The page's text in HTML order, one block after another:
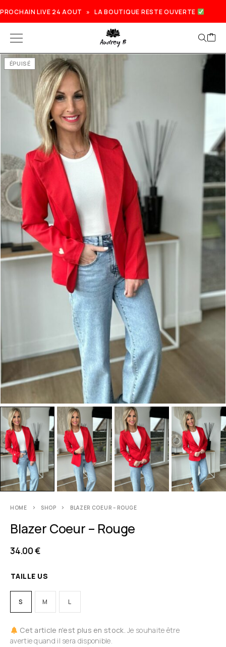
PROCHAIN LIVE 24 AOUT » LA BOUTIQUE RESTE OUVERTE
ÉPUISÉ
HOME SHOP BLAZER COEUR – ROUGE
Blazer Coeur – Rouge
34.00€
TAILLE US
S M L
Cet article n'est plus en stock. Je souhaite être
avertie quand il sera disponible.